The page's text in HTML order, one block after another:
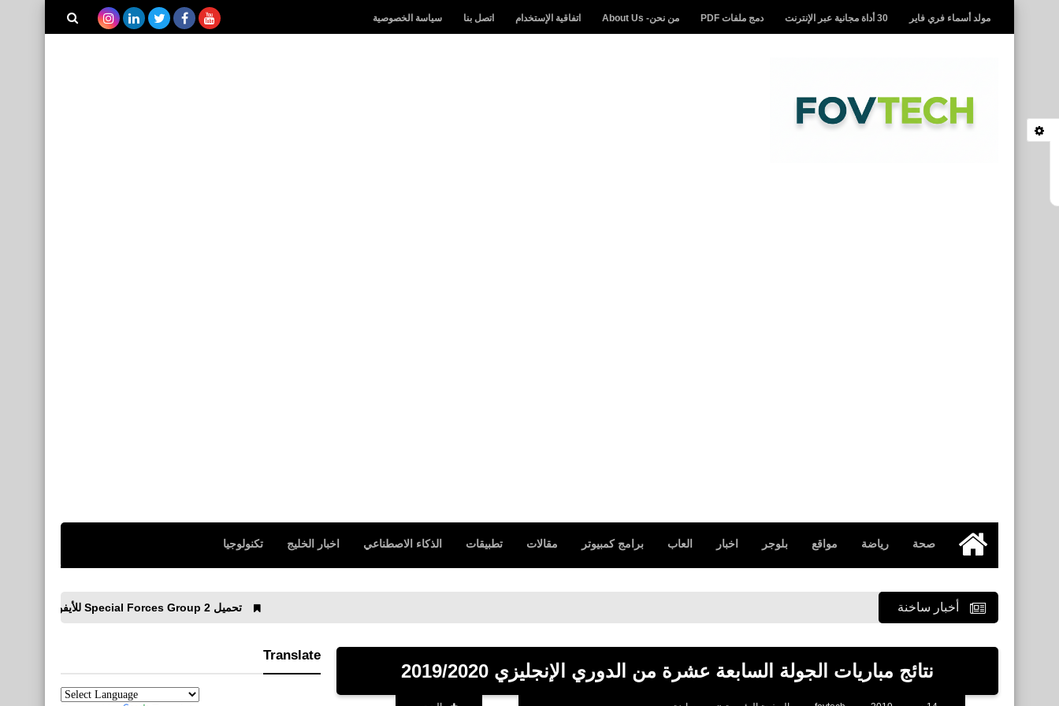
مولد أسماء فري فاير 30 أداة مجانية عبر الإنترنت دمج ملفات PDF من نحن- About Us اتفاقية الإستخدام اتصل بنا سياسة الخصوصية
الرئيسية
صحة رياضة مواقع بلوجر اخبار العاب برامج كمبيوتر مقالات تطبيقات الذكاء الاصطناعي اخبار الخليج تكنولوجيا
أخبار ساخنة
نتائج مباريات الجولة السابعة عشرة من الدوري الإنجليزي 2019/2020
Translate